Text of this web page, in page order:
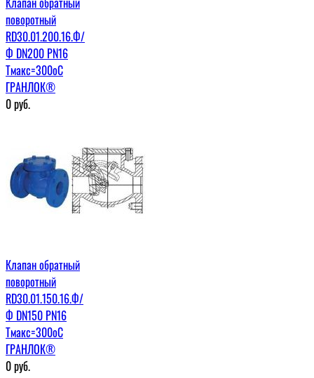
поворотный
RD30.01.200.16.Ф/
Ф DN200 PN16
Tмакс=300оС
ГРАНЛОК®
0руб.
Клапан обратный
поворотный
RD30.01.150.16.Ф/
Ф DN150 PN16
Tмакс=300оС
ГРАНЛОК®
0руб.